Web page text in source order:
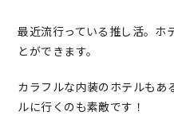
最近流行っている推し活。ホ
とができます。
カラフルな内装のホテルもあ
ルに行くのも素敵です！